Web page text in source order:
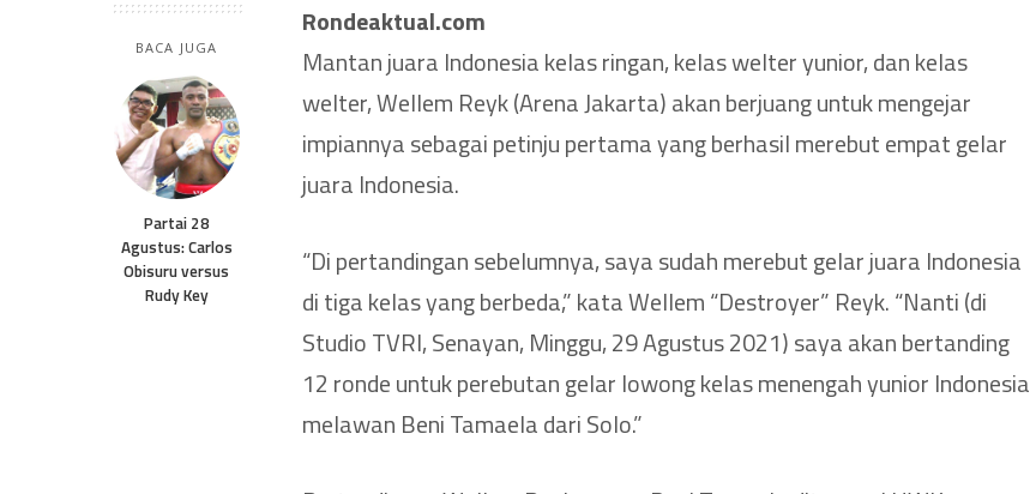
BACA JUGA
Partai 28
Agustus: Carlos
Obisuru versus
Rudy Key
Rondeaktual.com
Mantan juara Indonesia kelas ringan, kelas welter yunior, dan kelas
welter, Wellem Reyk (Arena Jakarta) akan berjuang untuk mengejar
impiannya sebagai petinju pertama yang berhasil merebut empat gelar
juara Indonesia.
“Di pertandingan sebelumnya, saya sudah merebut gelar juara Indonesia
di tiga kelas yang berbeda,” kata Wellem “Destroyer” Reyk. “Nanti (di
Studio TVRI, Senayan, Minggu, 29 Agustus 2021) saya akan bertanding
12 ronde untuk perebutan gelar lowong kelas menengah yunior Indonesia
melawan Beni Tamaela dari Solo.”